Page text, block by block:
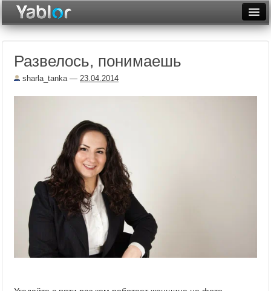
Неделя
Фототоп
Видеотоп
Развелось, понимаешь
sharla_tanka— 23.04.2014